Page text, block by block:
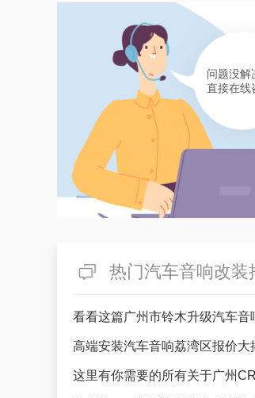
问题没解
直接在线
热门汽车音响改装
看看这篇广州市铃木升级汽车音
高端安装汽车音响荔湾区报价
这里有你需要的所有关于广州